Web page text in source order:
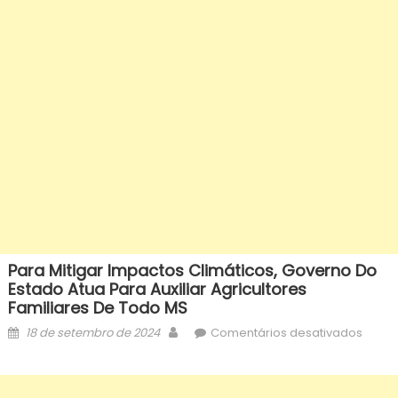
Para Mitigar Impactos Climáticos, Governo Do
Estado Atua Para Auxiliar Agricultores
Familiares De Todo MS
Posted
18 de setembro de 2024 AuthorComentários desativadosem